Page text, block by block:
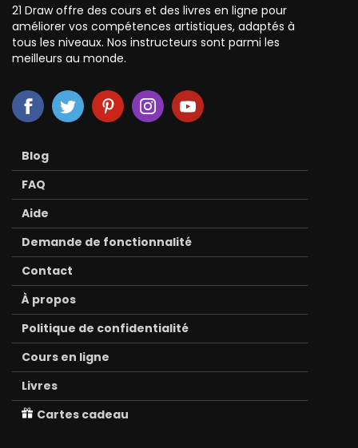
21 Draw offre des cours et des livres en ligne pour
améliorer vos compétences artistiques, adaptés à
tous les niveaux. Nos instructeurs sont parmi les
meilleurs au monde.
Blog
FAQ
Aide
Demande de fonctionnalité
Contact
À propos
Politique de confidentialité
Cours en ligne
Livres
Cartes cadeau